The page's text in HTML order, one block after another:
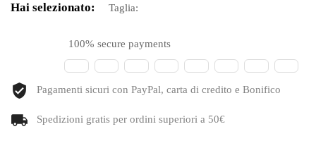
Hai selezionato: Taglia:
100% secure payments
Pagamenti sicuri con PayPal, carta di credito e Bonifico
Spedizioni gratis per ordini superiori a 50€